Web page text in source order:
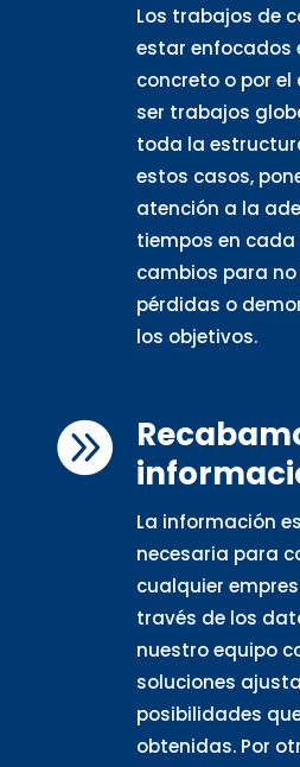
Los trabajos de
estar enfocados
concreto o por
ser trabajos
toda la
estos casos,
atención a la
tiempos en cada
cambios para no
pérdidas o
los objetivos.

La información
necesaria para
cualquier
través de los
nuestro equipo
soluciones
posibilidades
obtenidas. Por